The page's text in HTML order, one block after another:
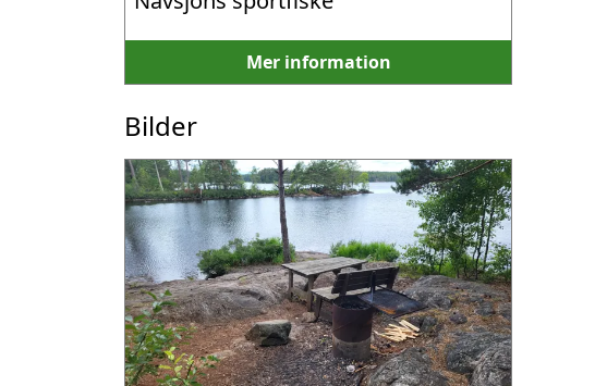
Mer information
Bilder